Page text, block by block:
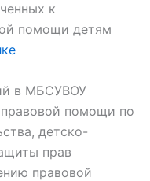
к
помощи детям
в МБСУВОУ
помощи по
детско-
прав
правовой